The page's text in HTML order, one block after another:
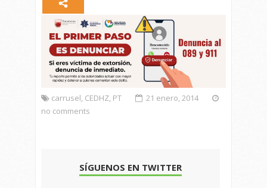
carrusel, CEDHZ, PT
21 enero, 2014
no comments
SÍGUENOS EN TWITTER